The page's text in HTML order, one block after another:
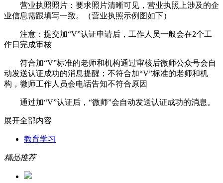
营业执照照片：要求照片清晰可见，营业执照上涉及的企
业信息需跟填写一致。（营业执照示例图如下）
注意：提交加“V”认证申请后，工作人员一般会在2个工
作日完成审核
符合加“V”标准的老师和机构通过审核后微师公众号会自
动发送认证成功的消息提醒；不符合加“V”标准的老师和机
构，微师工作人员会电话告知不符合原因
通过加“V”认证后，“微师”会自动发送认证成功的消息。
展开全部内容
教育学习
精品推荐